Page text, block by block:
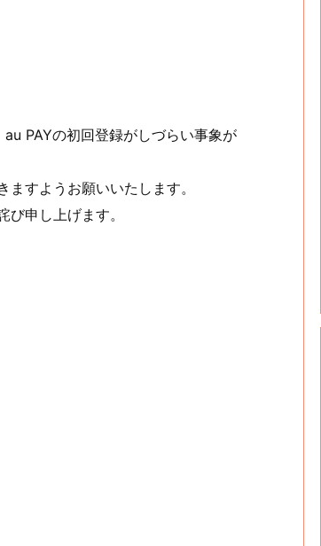
PAYの初回登録がしづらい事象が
すようお願いいたします。
申し上げます。